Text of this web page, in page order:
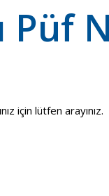
Püf
için lütfen arayınız.